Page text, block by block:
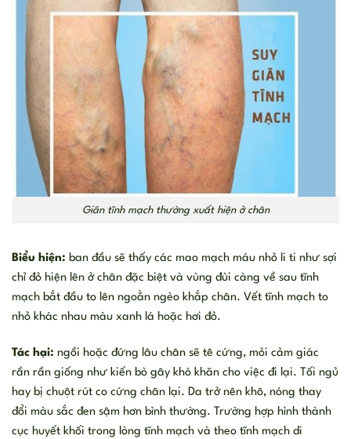
Giãn tĩnh mạch thường xuất hiện ở chân
Biểu hiện: ban đầu sẽ thấy các mao mạch máu nhỏ li ti như sợi
chỉ đỏ hiện lên ở chân đặc biệt và vùng đùi càng về sau tĩnh
mạch bắt đầu to lên ngoằn ngèo khắp chân. Vết tĩnh mạch to
nhỏ khác nhau màu xanh lá hoặc hơi đỏ.
Tác hại: ngồi hoặc đứng lâu chân sẽ tê cứng, mỏi cảm giác
rần rần giống như kiến bò gây khó khăn cho việc đi lại. Tối ngủ
hay bị chuột rút co cứng chân lại. Da trở nên khô, nóng thay
đổi màu sắc đen sậm hơn bình thường. Trường hợp hình thành
cục huyết khối trong lòng tĩnh mạch và theo tĩnh mạch di